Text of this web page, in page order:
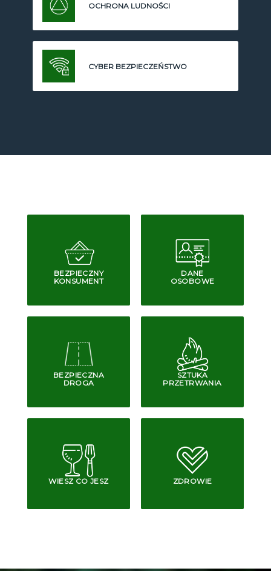
OCHRONA LUDNOŚCI
CYBER BEZPIECZEŃSTWO
BEZPIECZNY
KONSUMENT
DANE
OSOBOWE
BEZPIECZNA
DROGA
SZTUKA
PRZETRWANIA
WIESZ CO JESZ ZDROWIE